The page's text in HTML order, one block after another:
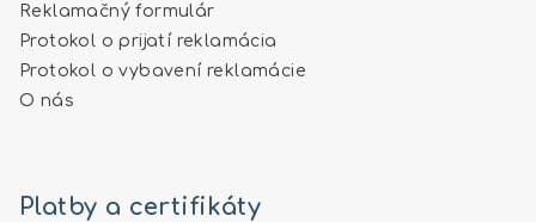
Reklamačný formulár
Protokol o prijatí reklamácia
Protokol o vybavení reklamácie
O nás
Platby a certifikáty